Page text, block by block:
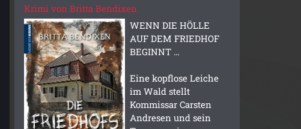
Krimi von Britta Bendixen
WENN DIE HÖLLE
AUF DEM FRIEDHOF
BEGINNT …
Eine kopflose Leiche
im Wald stellt
Kommissar Carsten
Andresen und sein